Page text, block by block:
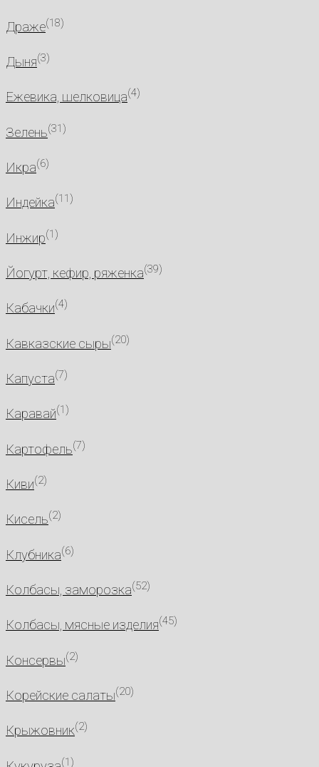
Драже(18)
Дыня(3)
Ежевика, шелковица(4)
Зелень(31)
Икра(6)
Индейка(11)
Инжир(1)
Йогурт, кефир, ряженка(39)
Кабачки(4)
Кавказские сыры(20)
Капуста(7)
Каравай(1)
Картофель(7)
Киви(2)
Кисель(2)
Клубника(6)
Колбасы, заморозка(52)
Колбасы, мясные изделия(45)
Консервы(2)
Корейские салаты(20)
Крыжовник(2)
(1)